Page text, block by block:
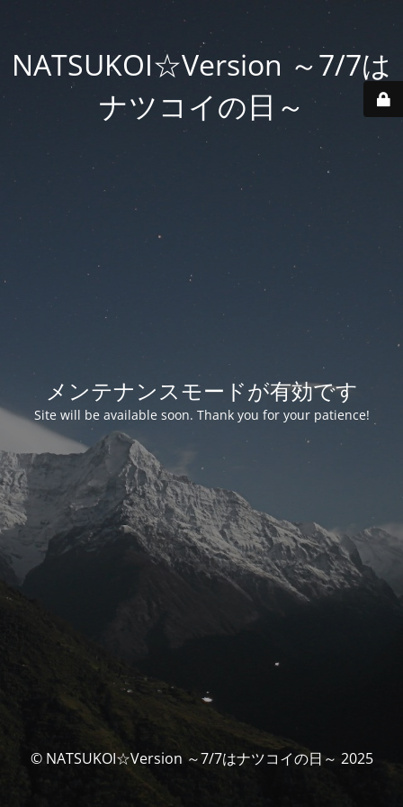
NATSUKOI☆Version ～7/7は
ナツコイの日～
メンテナンスモードが有効です
Site will be available soon. Thank you for your patience!
© NATSUKOI☆Version ～7/7はナツコイの日～ 2025